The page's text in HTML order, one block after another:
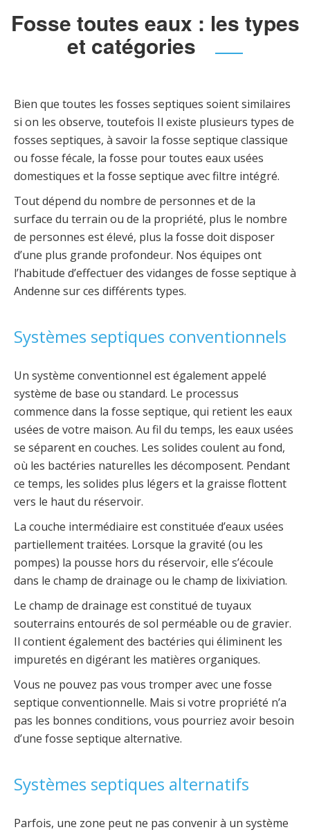
Fosse toutes eaux : les types
et catégories
Bien que toutes les fosses septiques soient similaires
si on les observe, toutefois Il existe plusieurs types de
fosses septiques, à savoir la fosse septique classique
ou fosse fécale, la fosse pour toutes eaux usées
domestiques et la fosse septique avec filtre intégré.
Tout dépend du nombre de personnes et de la
surface du terrain ou de la propriété, plus le nombre
de personnes est élevé, plus la fosse doit disposer
d’une plus grande profondeur. Nos équipes ont
l’habitude d’effectuer des vidanges de fosse septique à
Andenne sur ces différents types.
Systèmes septiques conventionnels
Un système conventionnel est également appelé
système de base ou standard. Le processus
commence dans la fosse septique, qui retient les eaux
usées de votre maison. Au fil du temps, les eaux usées
se séparent en couches. Les solides coulent au fond,
où les bactéries naturelles les décomposent. Pendant
ce temps, les solides plus légers et la graisse flottent
vers le haut du réservoir.
La couche intermédiaire est constituée d’eaux usées
partiellement traitées. Lorsque la gravité (ou les
pompes) la pousse hors du réservoir, elle s’écoule
dans le champ de drainage ou le champ de lixiviation.
Le champ de drainage est constitué de tuyaux
souterrains entourés de sol perméable ou de gravier.
Il contient également des bactéries qui éliminent les
impuretés en digérant les matières organiques.
Vous ne pouvez pas vous tromper avec une fosse
septique conventionnelle. Mais si votre propriété n’a
pas les bonnes conditions, vous pourriez avoir besoin
d’une fosse septique alternative.
Systèmes septiques alternatifs
Parfois, une zone peut ne pas convenir à un système